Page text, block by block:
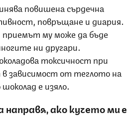
повишена сърдечна
повръщане и диария.
приемът му може да бъде
ни другари.
токсичност при
зависимост от теглото на
е изяло.
направя, ако кучето ми е